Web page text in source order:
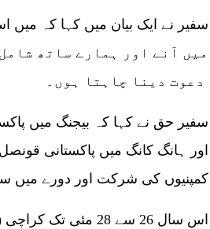
سفیر نے ایک بیان میں کہا کہ میں
سفیر حق نے کہا کہ بیجنگ میں
اور ہانگ کانگ میں پاکستانی
کمپنیوں کی شرکت اور دورے میں